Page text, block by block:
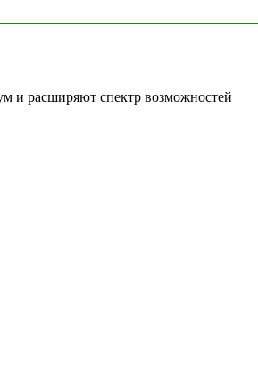
и расширяют спектр возможностей